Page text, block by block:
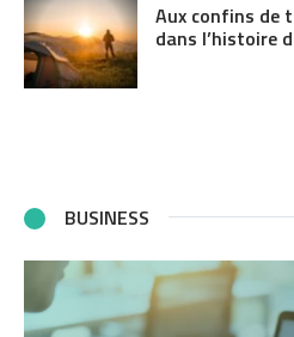
Aux confins de
dans l’histoire
BUSINESS